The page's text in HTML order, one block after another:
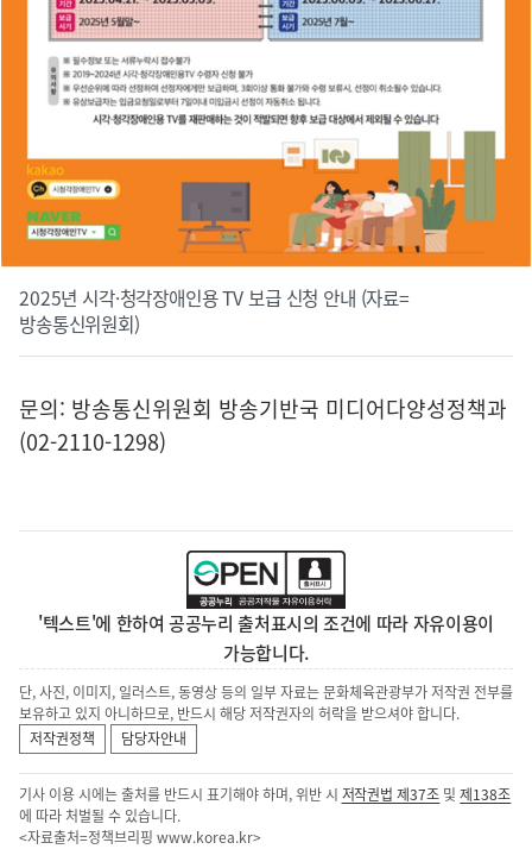
2025년 시각·청각장애인용 TV 보급 신청 안내 (자료=
방송통신위원회)
문의: 방송통신위원회 방송기반국 미디어다양성정책과
(02-2110-1298)
'텍스트'에 한하여 공공누리 출처표시의 조건에 따라 자유이용이
가능합니다.
단, 사진, 이미지, 일러스트, 동영상 등의 일부 자료는 문화체육관광부가 저작권 전부를
보유하고 있지 아니하므로, 반드시 해당 저작권자의 허락을 받으셔야 합니다.
저작권정책
담당자안내
기사 이용 시에는 출처를 반드시 표기해야 하며, 위반 시 저작권법 제37조 및제138조
에 따라 처벌될 수 있습니다.
<자료출처=정책브리핑 www.korea.kr>